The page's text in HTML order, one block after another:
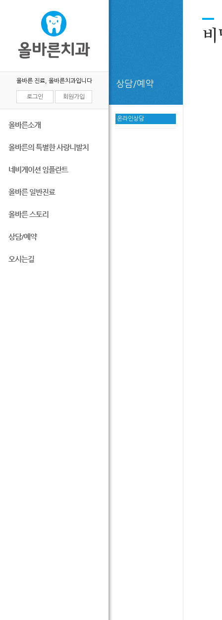
올바른 진료, 올바른치과입니다
로그인 회원가입
올바른소개
올바른의 특별한 사랑니발치
네비게이션 임플란트
올바른 일반진료
올바른 스토리
상담/예약
오시는길
상담/예약
온라인상담
비